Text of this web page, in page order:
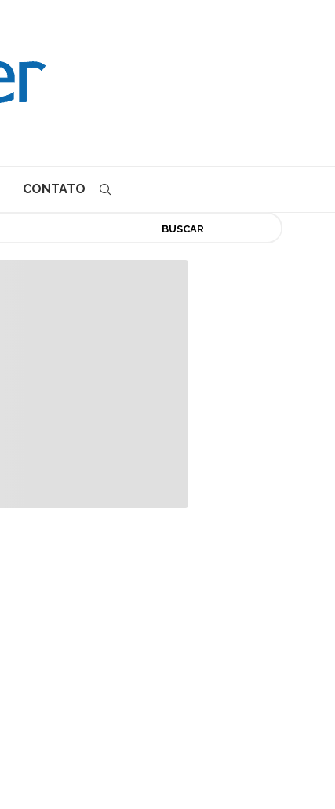
CONTATO
BUSCAR